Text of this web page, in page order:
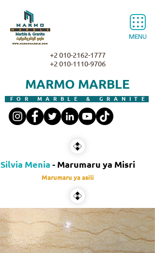
MENU
MARMO MARBLE
FOR MARBLE & GRANITE
+2 010-2162-1777
+2 010-1110-9706
Silvia Menia - Marumaru ya Misri
Marumaru ya asili